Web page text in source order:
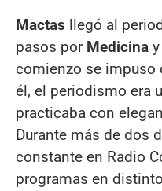
Mactas llegó al
pasos por Medicina y
comienzo se impuso
él, el periodismo era
practicaba con
Durante más de dos
constante en Radio
programas en